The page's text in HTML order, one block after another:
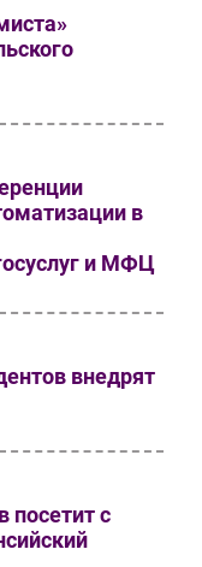
в
и МФЦ
внедрят
с